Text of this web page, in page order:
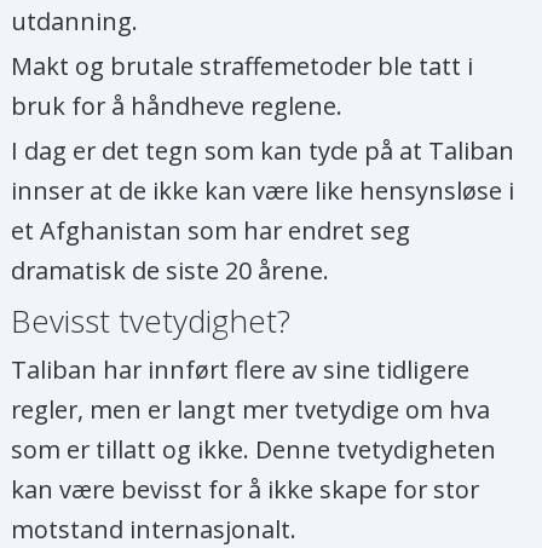
utdanning.
Makt og brutale straffemetoder ble tatt i
bruk for å håndheve reglene.
I dag er det tegn som kan tyde på at Taliban
innser at de ikke kan være like hensynsløse i
et Afghanistan som har endret seg
dramatisk de siste 20 årene.
Bevisst tvetydighet?
Taliban har innført flere av sine tidligere
regler, men er langt mer tvetydige om hva
som er tillatt og ikke. Denne tvetydigheten
kan være bevisst for å ikke skape for stor
motstand internasjonalt.